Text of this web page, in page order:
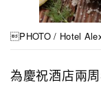
PHOTO / Hotel
為慶祝酒店兩